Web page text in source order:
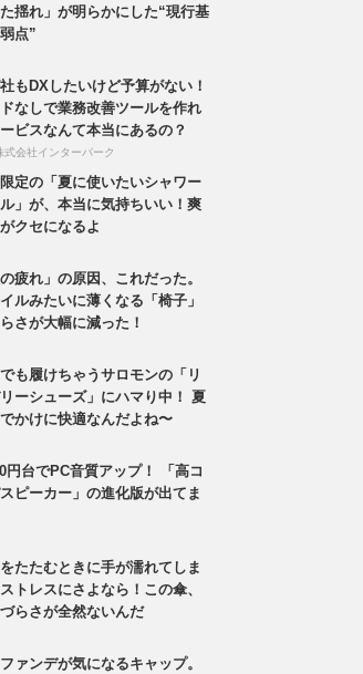
揺れ」が明らかにした“現行基
点”
もDXしたいけど予算がない！
なしで業務改善ツールを作れ
ビスなんて本当にあるの？
式会社インターパーク
定の「夏に使いたいシャワー
」が、本当に気持ちいい！爽
クセになるよ
の疲れ」の原因、これだった。
ルみたいに薄くなる「椅子」
さが大幅に減った！
も履けちゃうサロモンの「リ
ーシューズ」にハマり中！ 夏
かけに快適なんだよね〜
円台でPC音質アップ！ 「高コ
ピーカー」の進化版が出てま
をたたむときに手が濡れてしま
トレスにさよなら！この傘、
らさが全然ないんだ
ァンデが気になるキャップ。